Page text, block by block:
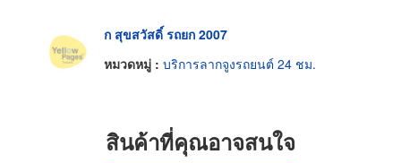
ก สุขสวัสดิ์ รถยก 2007
หมวดหมู่ : บริการลากจูงรถยนต์ 24 ชม.
สินค้าที่คุณอาจสนใจ